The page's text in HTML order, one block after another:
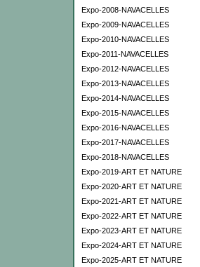
Expo-2008-NAVACELLES
Expo-2009-NAVACELLES
Expo-2010-NAVACELLES
Expo-2011-NAVACELLES
Expo-2012-NAVACELLES
Expo-2013-NAVACELLES
Expo-2014-NAVACELLES
Expo-2015-NAVACELLES
Expo-2016-NAVACELLES
Expo-2017-NAVACELLES
Expo-2018-NAVACELLES
Expo-2019-ART ET NATURE
Expo-2020-ART ET NATURE
Expo-2021-ART ET NATURE
Expo-2022-ART ET NATURE
Expo-2023-ART ET NATURE
Expo-2024-ART ET NATURE
Expo-2025-ART ET NATURE